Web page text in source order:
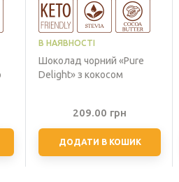
В НАЯВНОСТІ
Шоколад чорний «Pure
Delight» з кокосом
209.00 грн
ДОДАТИ В КОШИК